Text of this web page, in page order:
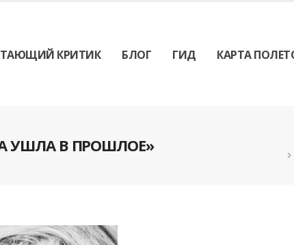
КРИТИК БЛОГ ГИД КАРТА
УШЛА В ПРОШЛОЕ»